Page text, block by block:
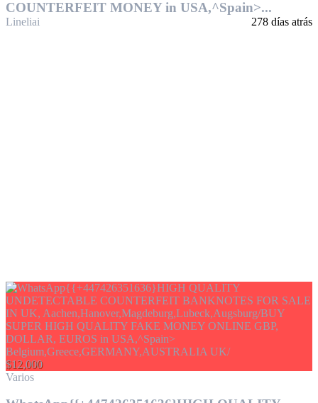
COUNTERFEIT MONEY in USA,^Spain>...
Lineliai 278 días atrás
$12,000
Varios